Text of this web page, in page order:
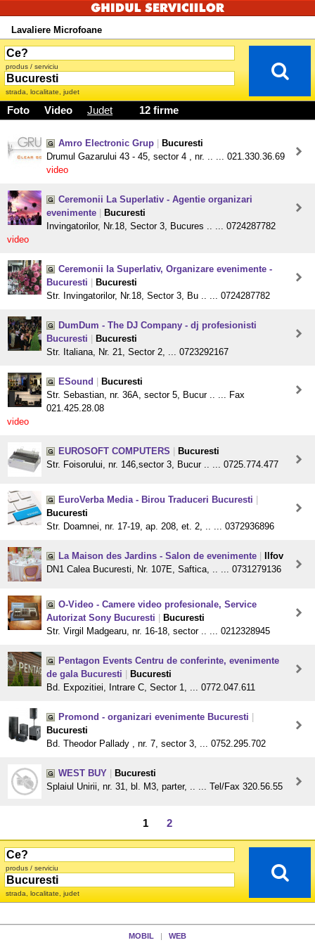
Lavaliere Microfoane
produs / serviciu
strada, localitate, judet
Foto Video Judet 12 firme
Amro Electronic Grup
Bucuresti
Drumul Gazarului 43 - 45, sector 4 , nr. .. ... 021.330.36.69
video
Ceremonii La Superlativ - Agentie organizari
evenimente
Bucuresti
Invingatorilor, Nr.18, Sector 3, Bucures .. ... 0724287782
video
Ceremonii la Superlativ, Organizare evenimente -
Bucuresti
Bucuresti
Str. Invingatorilor, Nr.18, Sector 3, Bu .. ... 0724287782
DumDum - The DJ Company - dj profesionisti
Bucuresti
Bucuresti
Str. Italiana, Nr. 21, Sector 2, ... 0723292167
ESound
Bucuresti
Str. Sebastian, nr. 36A, sector 5, Bucur .. ... Fax
021.425.28.08
video
EUROSOFT COMPUTERS
Bucuresti
Str. Foisorului, nr. 146,sector 3, Bucur .. ... 0725.774.477
EuroVerba Media - Birou Traduceri Bucuresti
Bucuresti
Str. Doamnei, nr. 17-19, ap. 208, et. 2, .. ... 0372936896
La Maison des Jardins - Salon de evenimente
Ilfov
DN1 Calea Bucuresti, Nr. 107E, Saftica, .. ... 0731279136
O-Video - Camere video profesionale, Service
Autorizat Sony Bucuresti
Bucuresti
Str. Virgil Madgearu, nr. 16-18, sector .. ... 0212328945
Pentagon Events Centru de conferinte, evenimente
de gala Bucuresti
Bucuresti
Bd. Expozitiei, Intrare C, Sector 1, ... 0772.047.611
Promond - organizari evenimente Bucuresti
Bucuresti
Bd. Theodor Pallady , nr. 7, sector 3, ... 0752.295.702
WEST BUY
Bucuresti
Splaiul Unirii, nr. 31, bl. M3, parter, .. ... Tel/Fax 320.56.55
1 2
produs / serviciu
strada, localitate, judet
MOBIL
WEB